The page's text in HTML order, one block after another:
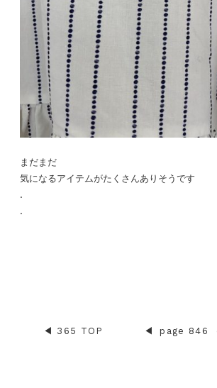
まだまだ
気になるアイテムがたくさんありそうです
.
.
◀︎ 365 TOP ◀︎ page 846